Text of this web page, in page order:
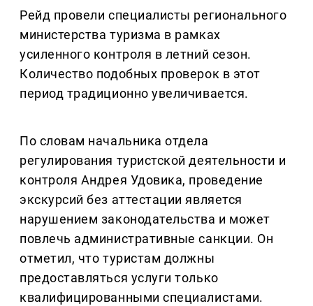
Рейд провели специалисты регионального
министерства туризма в рамках
усиленного контроля в летний сезон.
Количество подобных проверок в этот
период традиционно увеличивается.
По словам начальника отдела
регулирования туристской деятельности и
контроля Андрея Удовика, проведение
экскурсий без аттестации является
нарушением законодательства и может
повлечь административные санкции. Он
отметил, что туристам должны
предоставляться услуги только
квалифицированными специалистами.